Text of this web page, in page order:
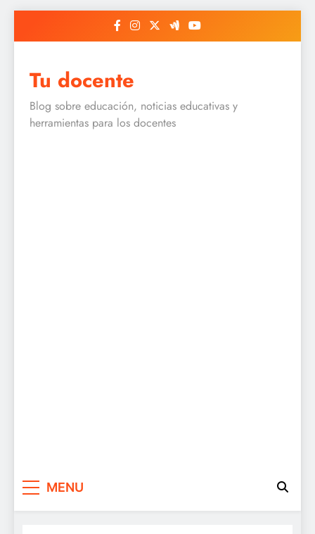
Tu docente
Blog sobre educación, noticias educativas y
herramientas para los docentes
MENU